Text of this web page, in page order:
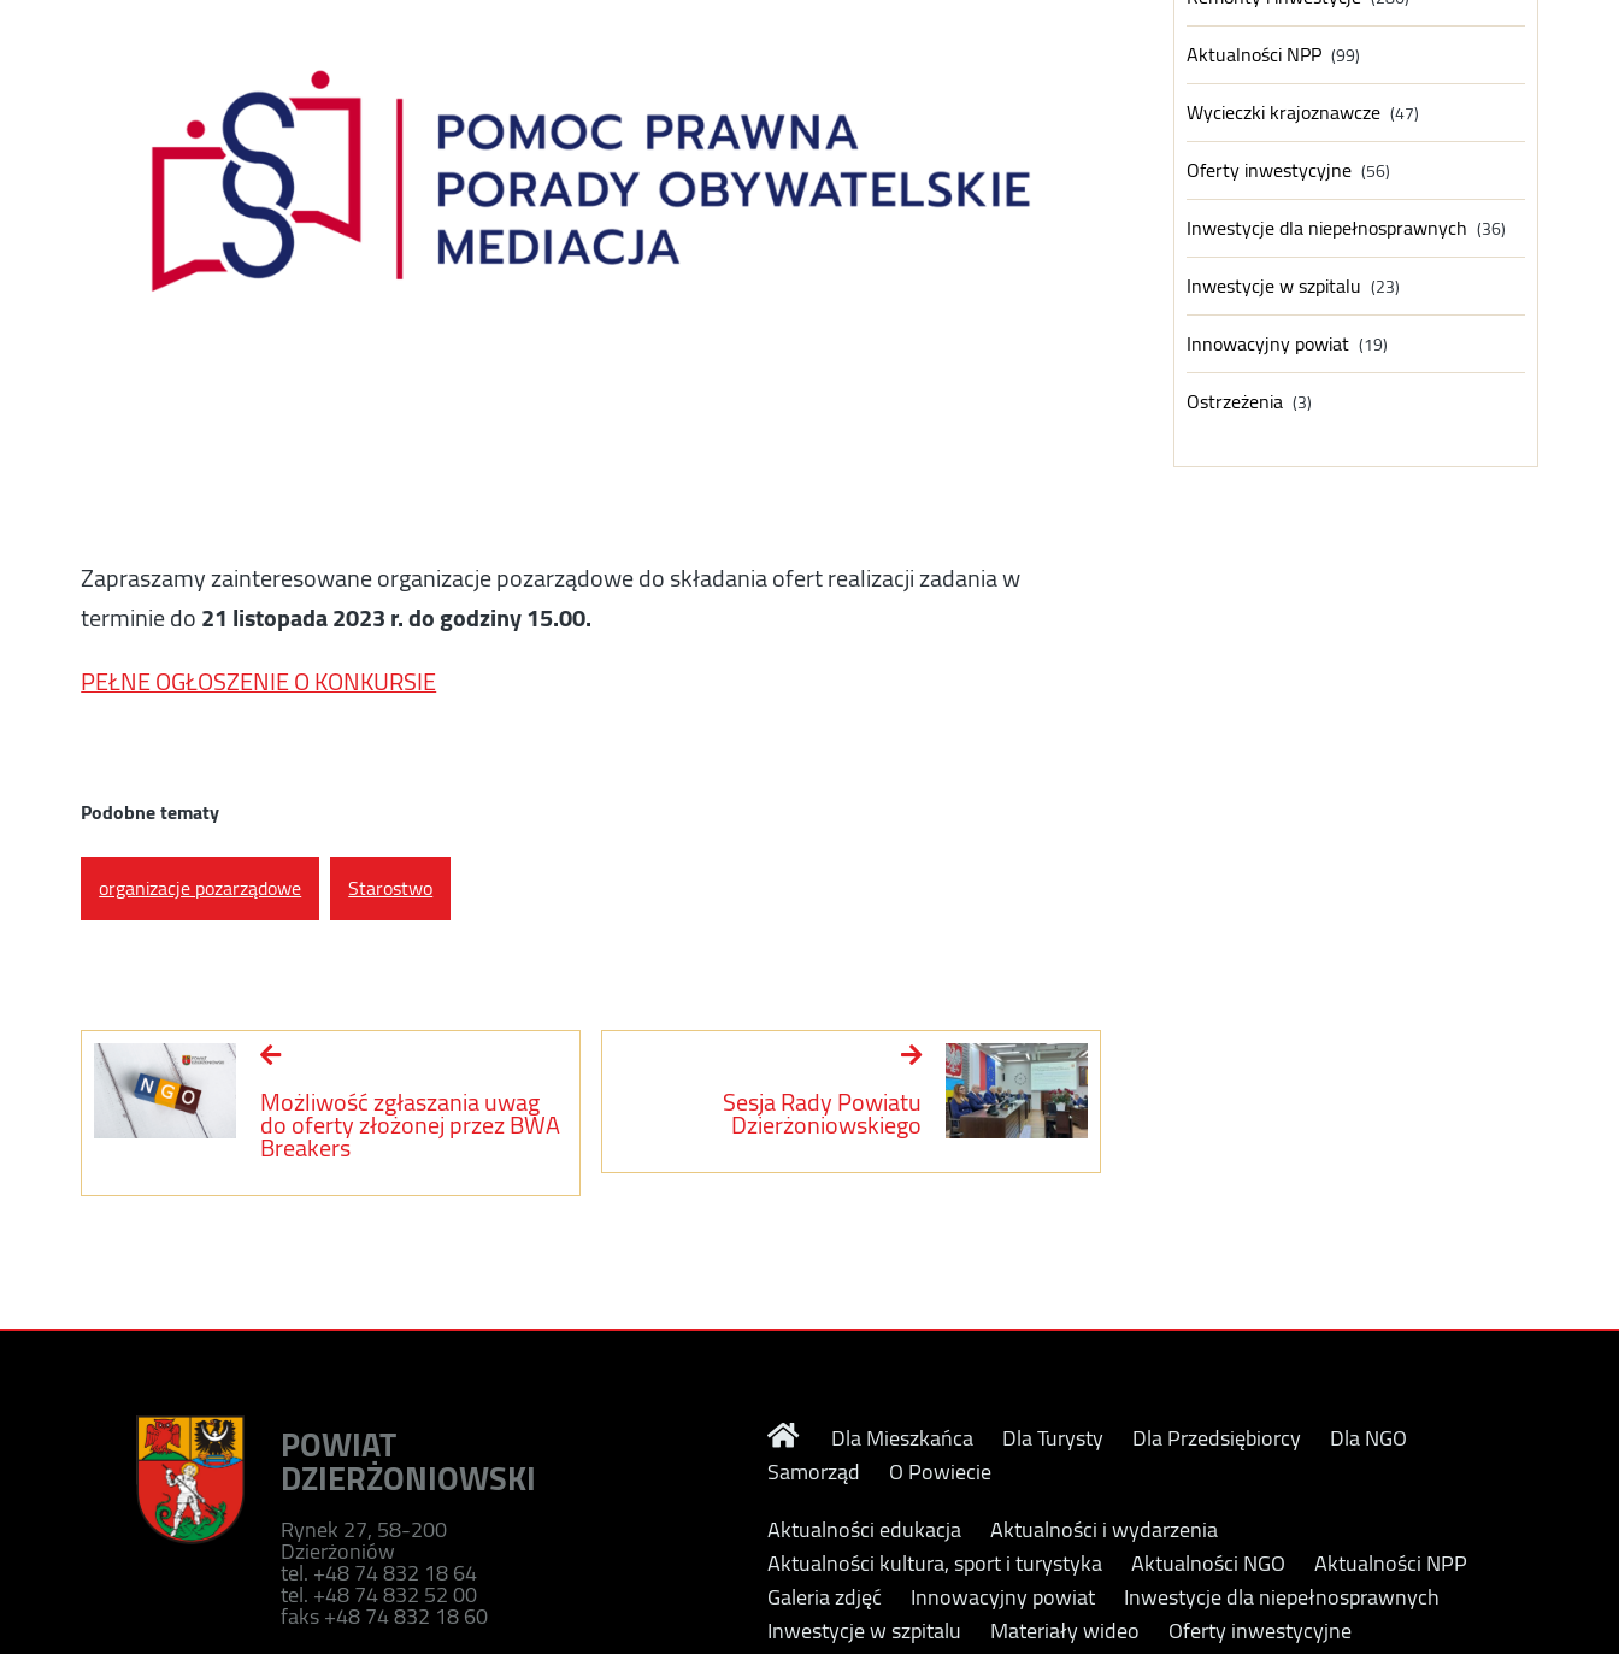
Zapraszamy zainteresowane organizacje pozarządowe do składania ofert realizacji zadania w
terminie do21 listopada 2023 r. do godziny 15.00.
PEŁNE OGŁOSZENIE O KONKURSIE
Podobne tematy
organizacje pozarządowe Starostwo
Możliwość zgłaszania uwag
do oferty złożonej przez BWA
Breakers
Sesja Rady Powiatu
Dzierżoniowskiego
Aktualności NPP (99)
Wycieczki krajoznawcze (47)
Oferty inwestycyjne (56)
Inwestycje dla niepełnosprawnych (36)
Inwestycje w szpitalu (23)
Innowacyjny powiat (19)
Ostrzeżenia (3)
POWIAT
DZIERŻONIOWSKI
Rynek 27, 58-200
Dzierżoniów
tel. +48 74 832 18 64
tel. +48 74 832 52 00
faks +48 74 832 18 60
Dla Mieszkańca Dla Turysty Dla Przedsiębiorcy
Dla NGO
Samorząd
O Powiecie
Aktualności edukacja
Aktualności i wydarzenia
Aktualności kultura, sport i turystyka
Aktualności NGO
Aktualności NPP
Galeria zdjęć
Innowacyjny powiat
Inwestycje dla niepełnosprawnych
Inwestycje w szpitalu
Materiały wideo
Oferty inwestycyjne